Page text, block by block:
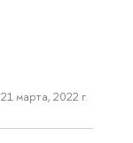
21 марта, 2022 г.